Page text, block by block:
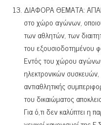
ΔΙΑΦΟΡΑ ΘΕΜΑΤΑ:
στο χώρο αγώνων,
των αθλητών, των
του εξουσιοδοτημένου
Εντός του χώρου
ηλεκτρονικών
αντιαθλητικής
του δικαιώματος
Για ό,τι δεν καλύπτει η